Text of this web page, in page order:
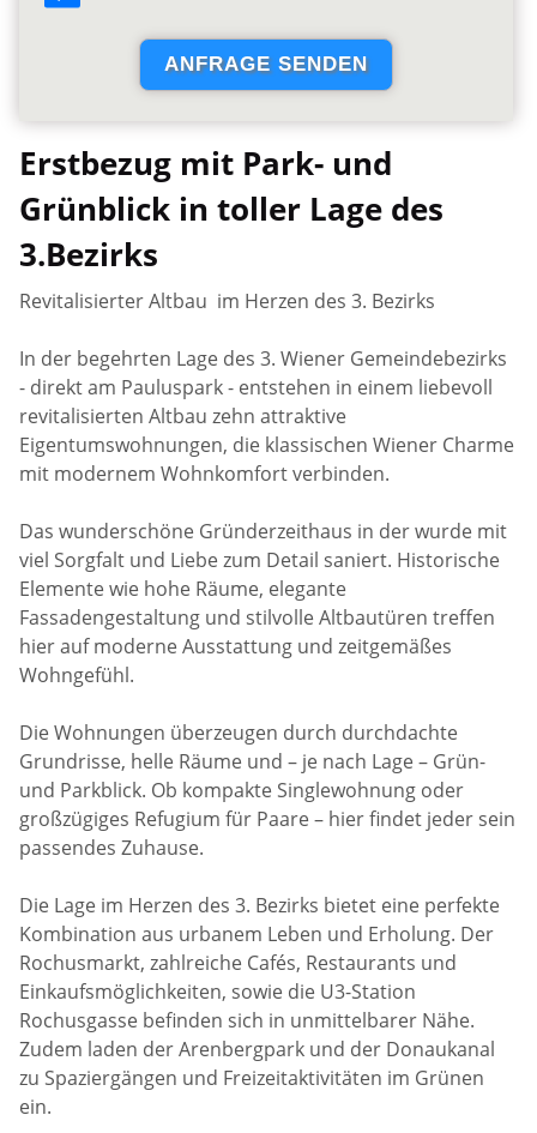
Erstbezug mit Park- und
Grünblick in toller Lage des
3.Bezirks
Revitalisierter Altbau im Herzen des 3. Bezirks
In der begehrten Lage des 3. Wiener Gemeindebezirks
- direkt am Pauluspark - entstehen in einem liebevoll
revitalisierten Altbau zehn attraktive
Eigentumswohnungen, die klassischen Wiener Charme
mit modernem Wohnkomfort verbinden.
Das wunderschöne Gründerzeithaus in der wurde mit
viel Sorgfalt und Liebe zum Detail saniert. Historische
Elemente wie hohe Räume, elegante
Fassadengestaltung und stilvolle Altbautüren treffen
hier auf moderne Ausstattung und zeitgemäßes
Wohngefühl.
Die Wohnungen überzeugen durch durchdachte
Grundrisse, helle Räume und – je nach Lage – Grün-
und Parkblick. Ob kompakte Singlewohnung oder
großzügiges Refugium für Paare – hier findet jeder sein
passendes Zuhause.
Die Lage im Herzen des 3. Bezirks bietet eine perfekte
Kombination aus urbanem Leben und Erholung. Der
Rochusmarkt, zahlreiche Cafés, Restaurants und
Einkaufsmöglichkeiten, sowie die U3-Station
Rochusgasse befinden sich in unmittelbarer Nähe.
Zudem laden der Arenbergpark und der Donaukanal
zu Spaziergängen und Freizeitaktivitäten im Grünen
ein.